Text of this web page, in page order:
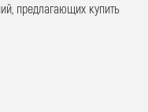
предлагающих купить